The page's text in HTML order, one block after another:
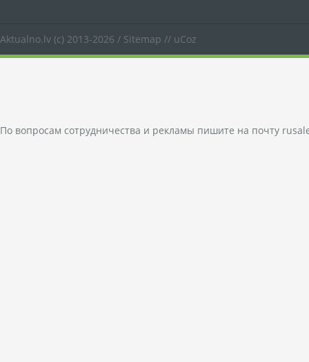
Aktualno.lv (c) 2013-2026 / Sitemap // uCoz
По вопросам сотрудничества и рекламы пишите на почту